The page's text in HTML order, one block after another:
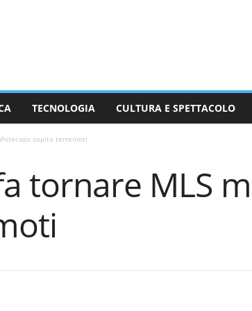
TECNOLOGIA CULTURA E SPETTACOLO
ospita terremoti
tornare MLS